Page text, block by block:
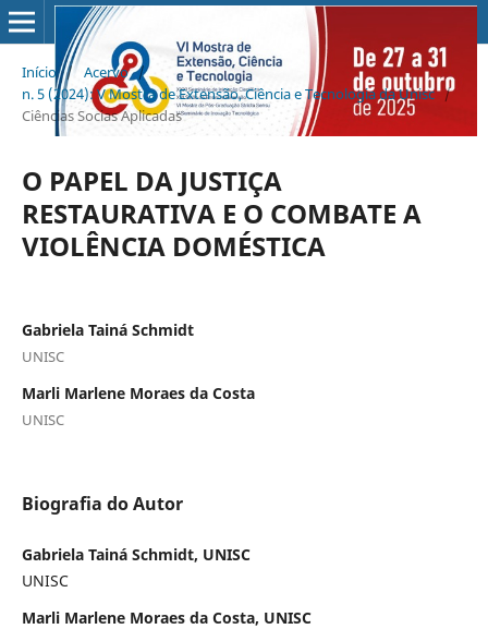
Início / Acervo /
n. 5 (2024): V Mostra de Extensão, Ciência e Tecnologia da Unisc /
Ciências Socias Aplicadas
O PAPEL DA JUSTIÇA
RESTAURATIVA E O COMBATE A
VIOLÊNCIA DOMÉSTICA
Gabriela Tainá Schmidt
UNISC
Marli Marlene Moraes da Costa
UNISC
Biografia do Autor
Gabriela Tainá Schmidt, UNISC
UNISC
Marli Marlene Moraes da Costa, UNISC